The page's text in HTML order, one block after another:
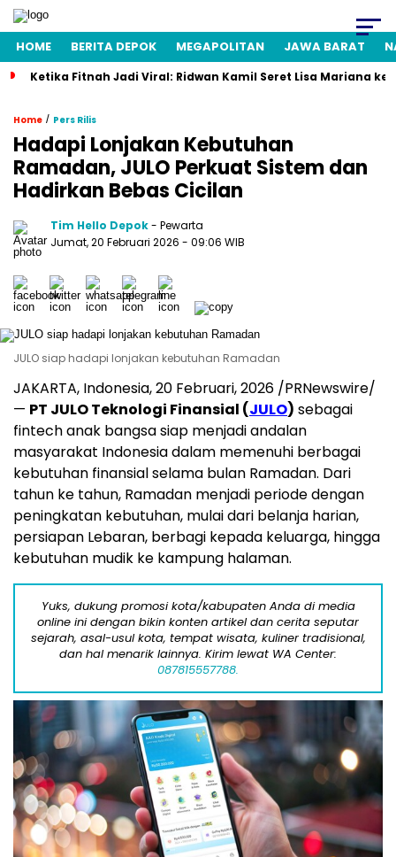
HOME BERITA DEPOK MEGAPOLITAN JAWA BARAT
Ketika Fitnah Jadi Viral: Ridwan Kamil Seret Lisa Mariana ke
Home / Pers Rilis
Hadapi Lonjakan Kebutuhan
Ramadan, JULO Perkuat Sistem dan
Hadirkan Bebas Cicilan
Tim Hello Depok- Pewarta
Jumat, 20 Februari 2026 - 09:06 WIB
JULO siap hadapi lonjakan kebutuhan Ramadan
JAKARTA, Indonesia,20 Februari, 2026 /PRNewswire/
— PT JULO Teknologi Finansial (JULO) sebagai
fintech anak bangsa siap menjadi andalan
masyarakat Indonesia dalam memenuhi berbagai
kebutuhan finansial selama bulan Ramadan. Dari
tahun ke tahun, Ramadan menjadi periode dengan
peningkatan kebutuhan, mulai dari belanja harian,
persiapan Lebaran, berbagi kepada keluarga, hingga
kebutuhan mudik ke kampung halaman.
Yuks, dukung promosi kota/kabupaten Anda di media
online ini dengan bikin konten artikel dan cerita seputar
sejarah, asal-usul kota, tempat wisata, kuliner tradisional,
dan hal menarik lainnya. Kirim lewat WA Center:
087815557788.